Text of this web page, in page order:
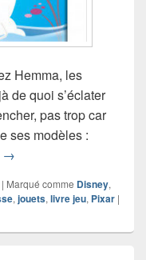
Hemma, les
de quoi s’éclater
pas trop car
ses modèles :
Chronique Disney Baby
→
| Marqué comme Disney,
, jouets, livre jeu, Pixar |